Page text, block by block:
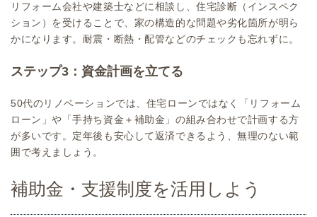
リフォーム会社や建築士などに相談し、住宅診断（インスペク
ション）を受けることで、家の構造的な問題や劣化箇所が明ら
かになります。耐震・断熱・配管などのチェックも忘れずに。
ステップ3：資金計画を立てる
50代のリノベーションでは、住宅ローンではなく「リフォーム
ローン」や「手持ち資金＋補助金」の組み合わせで計画する方
が多いです。定年後も安心して返済できるよう、無理のない範
囲で考えましょう。
補助金・支援制度を活用しよう